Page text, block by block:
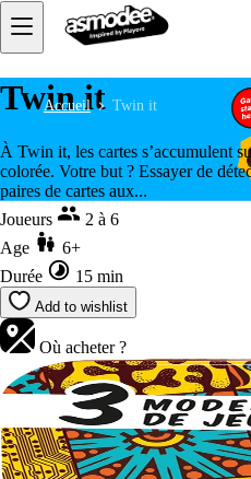
Accueil Twin it
Twin it
À Twin it, les cartes s’accumulent
colorée. Votre but ? Essayer de
paires de cartes aux...
Joueurs
2 à 6
Age
6+
Durée
15 min
Add to wishlist
Où acheter ?